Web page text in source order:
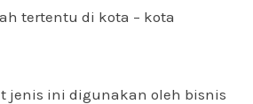
tertentu di kota – kota
jenis ini digunakan oleh bisnis